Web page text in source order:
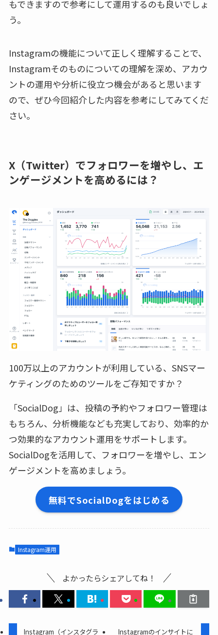
もできますので参考にして運用するのも良いでしょ
う。
Instagramの機能について正しく理解することで、
Instagramそのものについての理解を深め、アカウ
ントの運用や分析に役立つ機会があると思います
ので、ぜひ今回紹介した内容を参考にしてみてくだ
さい。
X（Twitter）でフォロワーを増やし、エ
ンゲージメントを高めるには？
100万以上のアカウントが利用している、SNSマー
ケティングのためのツールをご存知ですか？
「SocialDog」は、投稿の予約やフォロワー管理は
もちろん、分析機能なども充実しており、効率的か
つ効果的なアカウント運用をサポートします。
SocialDogを活用して、フォロワーを増やし、エン
ゲージメントを高めましょう。
無料でSocialDogをはじめる
Instagram運用
よかったらシェアしてね！
Instagram（インスタグラ
Instagramのインサイトに